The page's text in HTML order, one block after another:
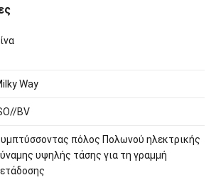
Way
BV
πόλος Πολωνού ηλεκτρικής
υψηλής τάσης για τη γραμμή